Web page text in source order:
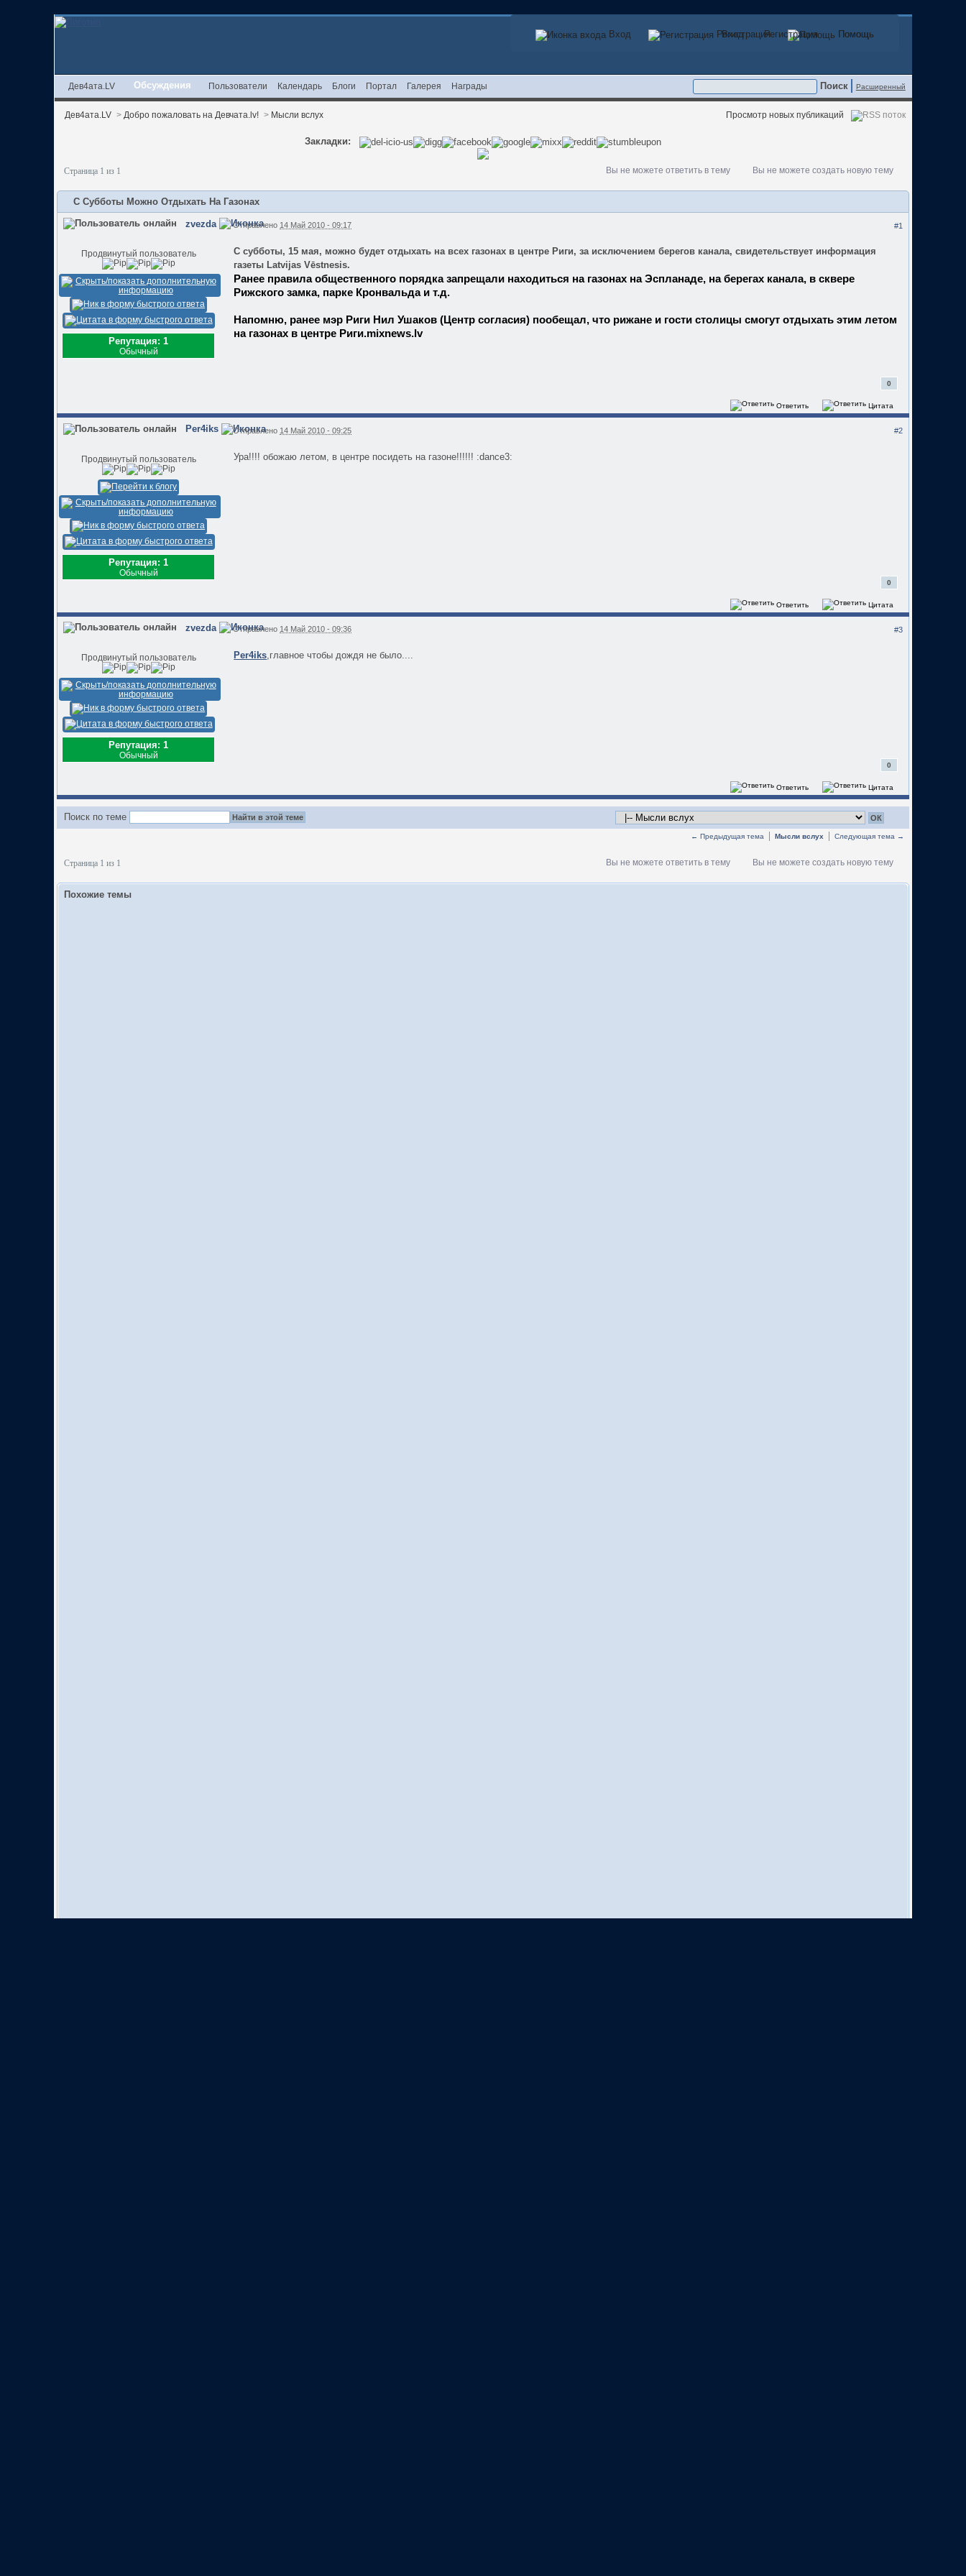
Вход Регистрация Помощь
Вход Регистрация Помощь
Расширенный
Дев4ата.LV Обсуждения Пользователи Календарь Блоги Портал Галерея Награды
Дев4ата.LV > Добро пожаловать на Девчата.lv! > Мысли вслух Просмотр новых публикаций
Закладки:
Страница 1 из 1 Вы не можете создать новую тему
Вы не можете ответить в тему
С Субботы Можно Отдыхать На Газонах
#1
zvezda
Продвинутый пользователь
Репутация: 1
Обычный
Отправлено 14 Май 2010 - 09:17
С субботы, 15 мая, можно будет отдыхать на всех газонах в центре Риги, за исключением берегов канала, свидетельствует информация
газеты Latvijas Vēstnesis.
Ранее правила общественного порядка запрещали находиться на газонах на Эспланаде, на берегах канала, в сквере
Рижского замка, парке Кронвальда и т.д.
Напомню, ранее мэр Риги Нил Ушаков (Центр согласия) пообещал, что рижане и гости столицы смогут отдыхать этим летом
на газонах в центре Риги.mixnews.lv
0
Цитата
Ответить
#2
Per4iks
Продвинутый пользователь
Репутация: 1
Обычный
Отправлено 14 Май 2010 - 09:25
Ура!!!! обожаю летом, в центре посидеть на газоне!!!!!! :dance3:
0
Цитата
Ответить
#3
zvezda
Продвинутый пользователь
Репутация: 1
Обычный
Отправлено 14 Май 2010 - 09:36
Per4iks,главное чтобы дождя не было....
0
Цитата
Ответить
Поиск по теме
← Предыдущая тема Мысли вслух Следующая тема →
Страница 1 из 1 Вы не можете создать новую тему
Вы не можете ответить в тему
Похожие темы